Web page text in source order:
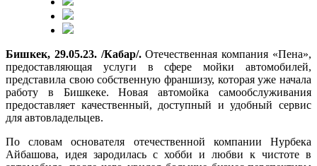
Бишкек, 29.05.23. /Кабар/.Отечественная компания «Пена»,
предоставляющая услуги в сфере мойки автомобилей,
представила свою собственную франшизу, которая уже начала
работу в Бишкеке. Новая автомойка самообслуживания
предоставляет качественный, доступный и удобный сервис
для автовладельцев.
По словам основателя отечественной компании Нурбека
Айбашова, идея зародилась с хобби и любви к чистоте в